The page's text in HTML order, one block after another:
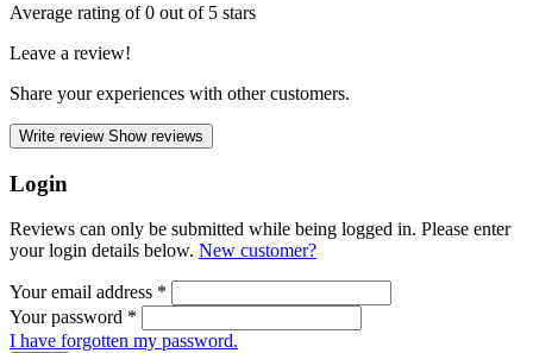
Average rating of 0 out of 5 stars
Leave a review!
Share your experiences with other customers.
Write review Show reviews
Login
Reviews can only be submitted while being logged in. Please enter
your login details below. New customer?
Your email address *
Your password *
I have forgotten my password.